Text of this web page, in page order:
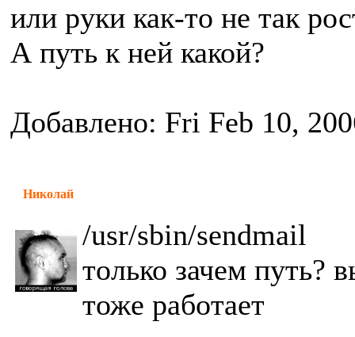
или руки как-то не так
А путь к ней какой?
Добавлено: Fri Feb 10,
Николай
/usr/sbin/sendmail
только зачем путь?
тоже работает